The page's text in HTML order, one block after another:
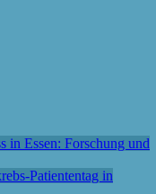
in Essen: Forschung und
Patiententag in